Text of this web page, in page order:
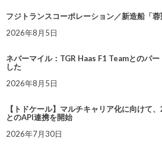
フジトランスコーポレーション／新造船「
2026年8月5日
ネバーマイル：TGR Haas F1 Teamとのパ
した
2026年8月5日
【トドケール】マルチキャリア化に向けて
とのAPI連携を開始
2026年7月30日